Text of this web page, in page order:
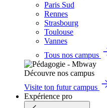
Paris Sud
Rennes
Strasbourg
Toulouse
Vannes
Tous nos campus
Découvre nos campus
Visite ton futur campus
Expérience pro